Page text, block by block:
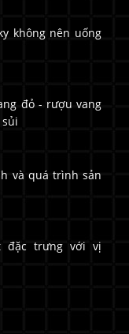
không nên uống
đỏ - rượu vang
và quá trình sản
đặc trưng với vị